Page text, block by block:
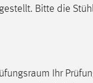
Bitte die
Ihr